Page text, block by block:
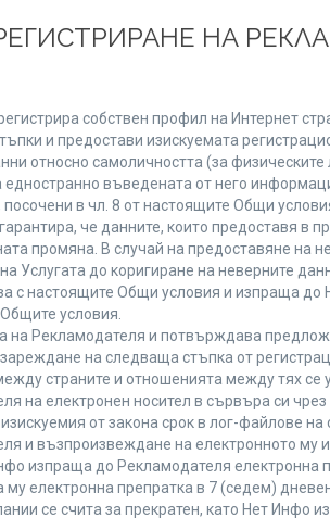
РЕГИСТРИРАНЕ НА
собствен профил на Интернет
и предостави изискуемата
относно самоличността (за
въведената от него
в чл. 8 от настоящите Общи
че данните, които предоставя в
промяна. В случай на предоставяне
Услугата до коригиране на неверните
с настоящите Общи условия и изпраща
условия.
Рекламодателя и потвърждава
на следваща стъпка от
страните и отношенията между тях се
на електронен носител в сървъра си
от закона срок в лог-файлове на
и възпроизвеждане на електронното му
изпраща до Рекламодателя електронна
електронна препратка в 7 (седем)
се счита за прекратен, като Нет Инфо